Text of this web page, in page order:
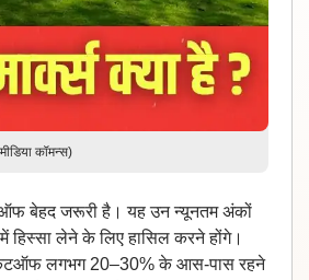
कॉमन्स)
बेहद जरूरी है। यह उन न्यूनतम अंकों
हिस्सा लेने के लिए हासिल करने होंगे।
कटऑफ लगभग 20–30% के आस-पास रहने